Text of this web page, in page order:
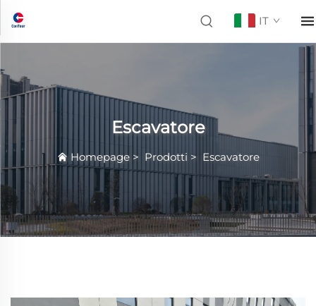
IT
Escavatore
Homepage> Prodotti > Escavatore